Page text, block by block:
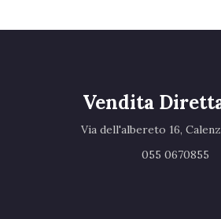
Vendita
Via dell'albereto 16,
055 0670855 ‎